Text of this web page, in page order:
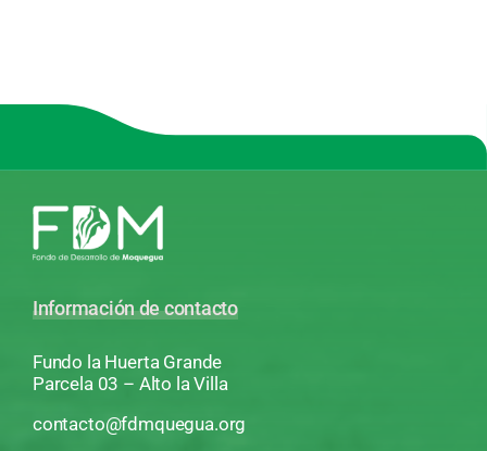
Información de contacto
Fundo la Huerta Grande
Parcela 03 – Alto la Villa
contacto@fdmquegua.org